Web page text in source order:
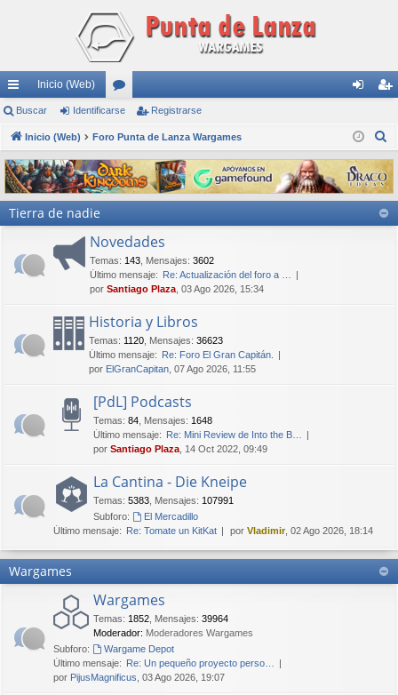
nl
ac
es
rá
pi
Inicio (Web)
or
os nti
fic
ar
ist
ra
rs
e
Buscar Identificarse Registrarse
Inicio (Web) Foro Punta de Lanza Wargames
s
c
Tierra de nadie
Novedades
Temas: 143 Mensajes: 3602
Último mensaje: Re: Actualización del foro a …
por Santiago Plaza , 03 Ago 2026, 15:34
Historia y Libros
Temas: 1120 Mensajes: 36623
Último mensaje: Re: Foro El Gran Capitán.
por ElGranCapitan , 07 Ago 2026, 11:55
[PdL] Podcasts
Temas: 84 Mensajes: 1648
Último mensaje: Re: Mini Review de Into the B…
por Santiago Plaza , 14 Oct 2022, 09:49
La Cantina - Die Kneipe
Temas: 5383 Mensajes: 107991
Subforo:
El Mercadillo
Último mensaje: Re: Tomate un KitKat por Vladimir, 02 Ago 2026, 18:14
Wargames
Wargames
Temas: 1852 Mensajes: 39964
Moderador: Moderadores Wargames
Subforo:
Wargame Depot
Último mensaje: Re: Un pequeño proyecto perso…
por PijusMagnificus , 03 Ago 2026, 19:07